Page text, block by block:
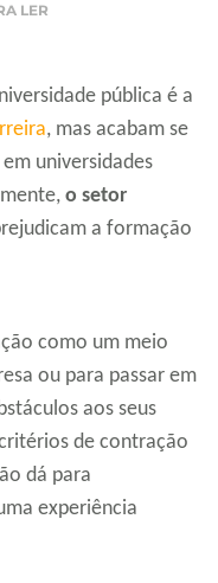
LER
pública é a
, mas acabam se
universidades
o setor
a formação
como um meio
ou para passar em
aos seus
de contração
dá para
experiência